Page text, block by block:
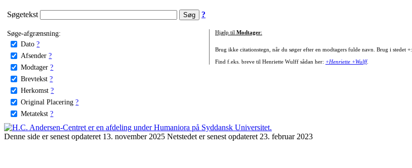
Søgetekst ?
Søge-afgrænsning:
Dato ?
Afsender ?
Modtager ?
Brevtekst ?
Herkomst ?
Original Placering ?
Metatekst ?
Hjælp til Modtager:
Brug ikke citationstegn, når du søger efter en modtagers fulde navn. Brug i stedet +:
Find f.eks. breve til Henriette Wulff sådan her: +Henriette +Wulff.
Denne side er senest opdateret 13. november 2025 Netstedet er senest opdateret 23. februar 2023